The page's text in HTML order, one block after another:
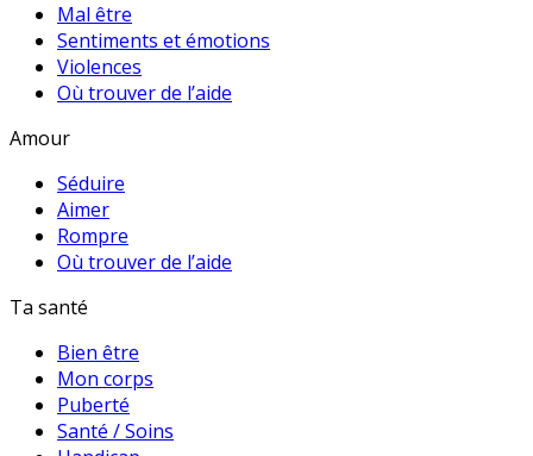
Mal être
Sentiments et émotions
Violences
Où trouver de l’aide
Amour
Séduire
Aimer
Rompre
Où trouver de l’aide
Ta santé
Bien être
Mon corps
Puberté
Santé / Soins